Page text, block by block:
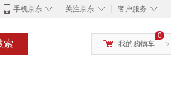
◇
手机京东 ◇
关注京东 ◇
客户服务
索 >
0
我的购物车